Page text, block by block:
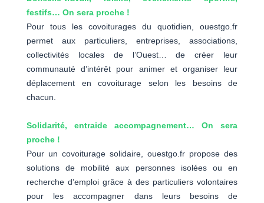
festifs… On sera proche !
Pour tous les covoiturages du quotidien, ouestgo.fr
permet aux particuliers, entreprises, associations,
collectivités locales de l’Ouest… de créer leur
communauté d’intérêt pour animer et organiser leur
déplacement en covoiturage selon les besoins de
chacun.
Solidarité, entraide accompagnement… On sera
proche !
Pour un covoiturage solidaire, ouestgo.fr propose des
solutions de mobilité aux personnes isolées ou en
recherche d’emploi grâce à des particuliers volontaires
pour les accompagner dans leurs besoins de